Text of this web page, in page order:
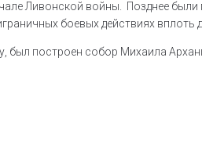
Ливонской войны. Позднее
боевых действиях вплоть
был построен собор Михаила